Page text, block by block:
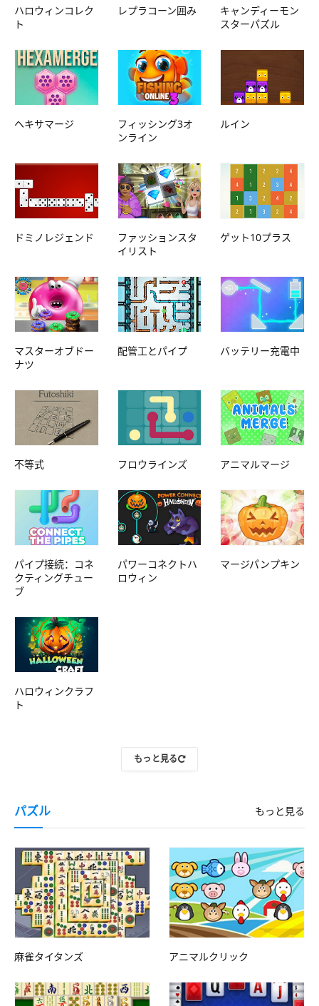
ハロウィンコレク
ト
レプラコーン囲み
キャンディーモン
スターパズル
ヘキサマージ
フィッシング3オ
ンライン
ルイン
ドミノレジェンド
ファッションスタ
イリスト
ゲット10プラス
マスターオブドー
ナツ
配管工とパイプ バッテリー充電中
不等式 フロウラインズ アニマルマージ
パイプ接続：コネ
クティングチュー
ブ
パワーコネクトハ
ロウィン
マージパンプキン
ハロウィンクラフ
ト
もっと見る
パズル もっと見る
麻雀タイタンズ アニマルクリック